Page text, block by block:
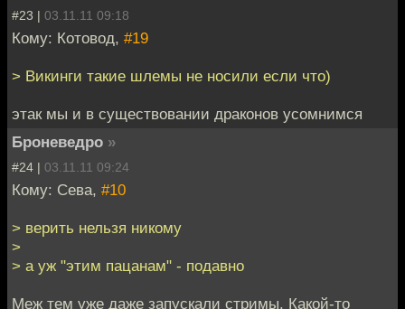
#23 | 03.11.11 09:18
Кому: Котовод, #19
> Викинги такие шлемы не носили если что)
этак мы и в существовании драконов усомнимся
Броневедро »
#24 | 03.11.11 09:24
Кому: Сева, #10
> верить нельзя никому
>
> а уж "этим пацанам" - подавно
Меж тем уже даже запускали стримы. Какой-то